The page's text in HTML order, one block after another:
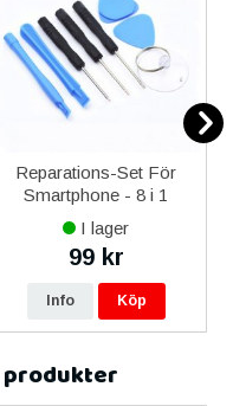
Reparations-Set För
Smartphone - 8 i 1
I lager
99 kr
Info Köp
produkter